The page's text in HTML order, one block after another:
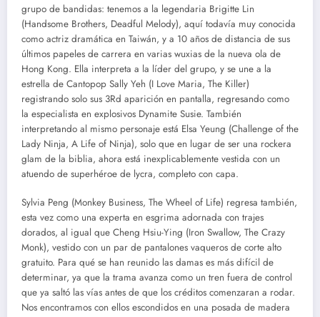
grupo de bandidas: tenemos a la legendaria Brigitte Lin
(Handsome Brothers, Deadful Melody), aquí todavía muy conocida
como actriz dramática en Taiwán, y a 10 años de distancia de sus
últimos papeles de carrera en varias wuxias de la nueva ola de
Hong Kong. Ella interpreta a la líder del grupo, y se une a la
estrella de Cantopop Sally Yeh (I Love Maria, The Killer)
registrando solo sus 3Rd aparición en pantalla, regresando como
la especialista en explosivos Dynamite Susie. También
interpretando al mismo personaje está Elsa Yeung (Challenge of the
Lady Ninja, A Life of Ninja), solo que en lugar de ser una rockera
glam de la biblia, ahora está inexplicablemente vestida con un
atuendo de superhéroe de lycra, completo con capa.
Sylvia Peng (Monkey Business, The Wheel of Life) regresa también,
esta vez como una experta en esgrima adornada con trajes
dorados, al igual que Cheng Hsiu-Ying (Iron Swallow, The Crazy
Monk), vestido con un par de pantalones vaqueros de corte alto
gratuito. Para qué se han reunido las damas es más difícil de
determinar, ya que la trama avanza como un tren fuera de control
que ya saltó las vías antes de que los créditos comenzaran a rodar.
Nos encontramos con ellos escondidos en una posada de madera